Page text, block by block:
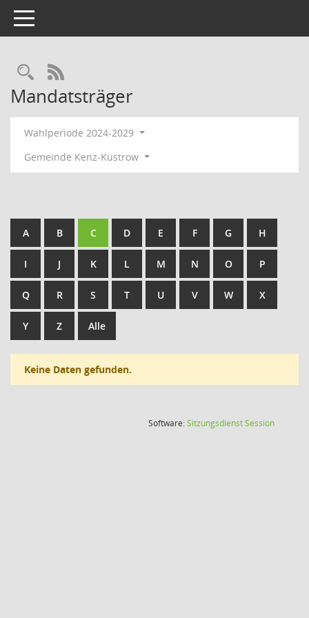
Toggle navigation
Rechercheauswahl
RSS-Feed
Mandatsträger
Wahlperiode 2024-2029
Gemeinde Kenz-Küstrow
A B C D E F G H
I J K L M N O P
Q R S T U V W X
Y Z Alle
Keine Daten gefunden.
Software:SitzungsdienstSession(Wird in